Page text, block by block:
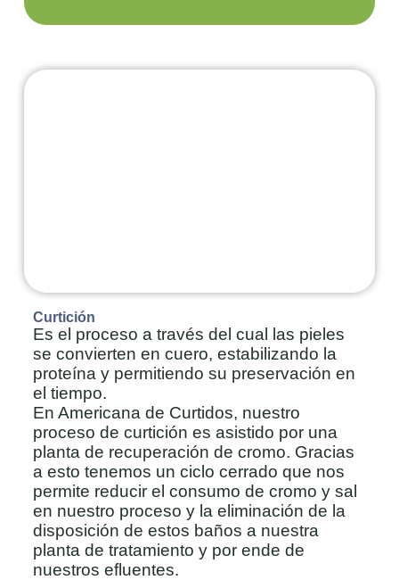
Curtición
Es el proceso a través del cual las pieles
se convierten en cuero, estabilizando la
proteína y permitiendo su preservación en
el tiempo.
En Americana de Curtidos, nuestro
proceso de curtición es asistido por una
planta de recuperación de cromo. Gracias
a esto tenemos un ciclo cerrado que nos
permite reducir el consumo de cromo y sal
en nuestro proceso y la eliminación de la
disposición de estos baños a nuestra
planta de tratamiento y por ende de
nuestros efluentes.